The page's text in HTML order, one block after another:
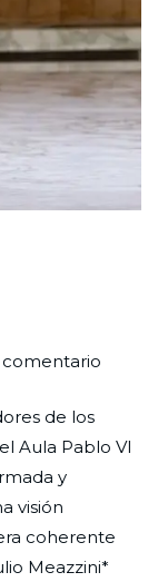
comentarioen
sobrio
de los
Aula Pablo VI
y
visión
coherente
Meazzini*